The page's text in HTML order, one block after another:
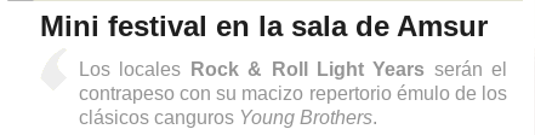
Mini festival en la sala de Amsur
Los locales Rock & Roll Light Years serán el
contrapeso con su macizo repertorio émulo de los
clásicos canguros Young Brothers.